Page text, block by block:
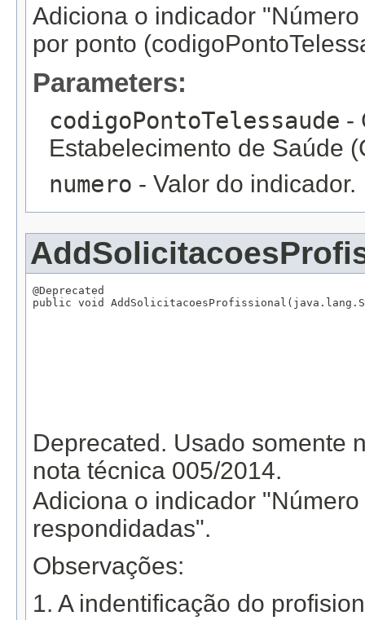
Adiciona o indicador
por ponto
Parameters:
codigoPontoTelessaude -
Estabelecimento de Saúde
numero - Valor do indicador.
@Deprecated
public void
Deprecated. Usado somente
nota técnica 005/2014.
Adiciona o indicador
respondidadas".
Observações:
1. A indentificação do